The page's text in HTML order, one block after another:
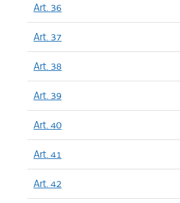
Art. 36
Art. 37
Art. 38
Art. 39
Art. 40
Art. 41
Art. 42